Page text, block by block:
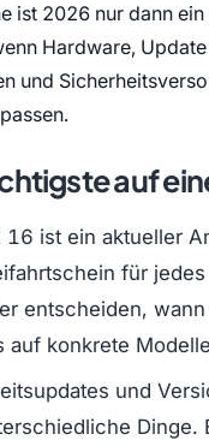
ist 2026 nur dann ein
Hardware,
und
auf
16 ist ein aktueller
für jedes
entscheiden,
auf konkrete
und
Dinge.